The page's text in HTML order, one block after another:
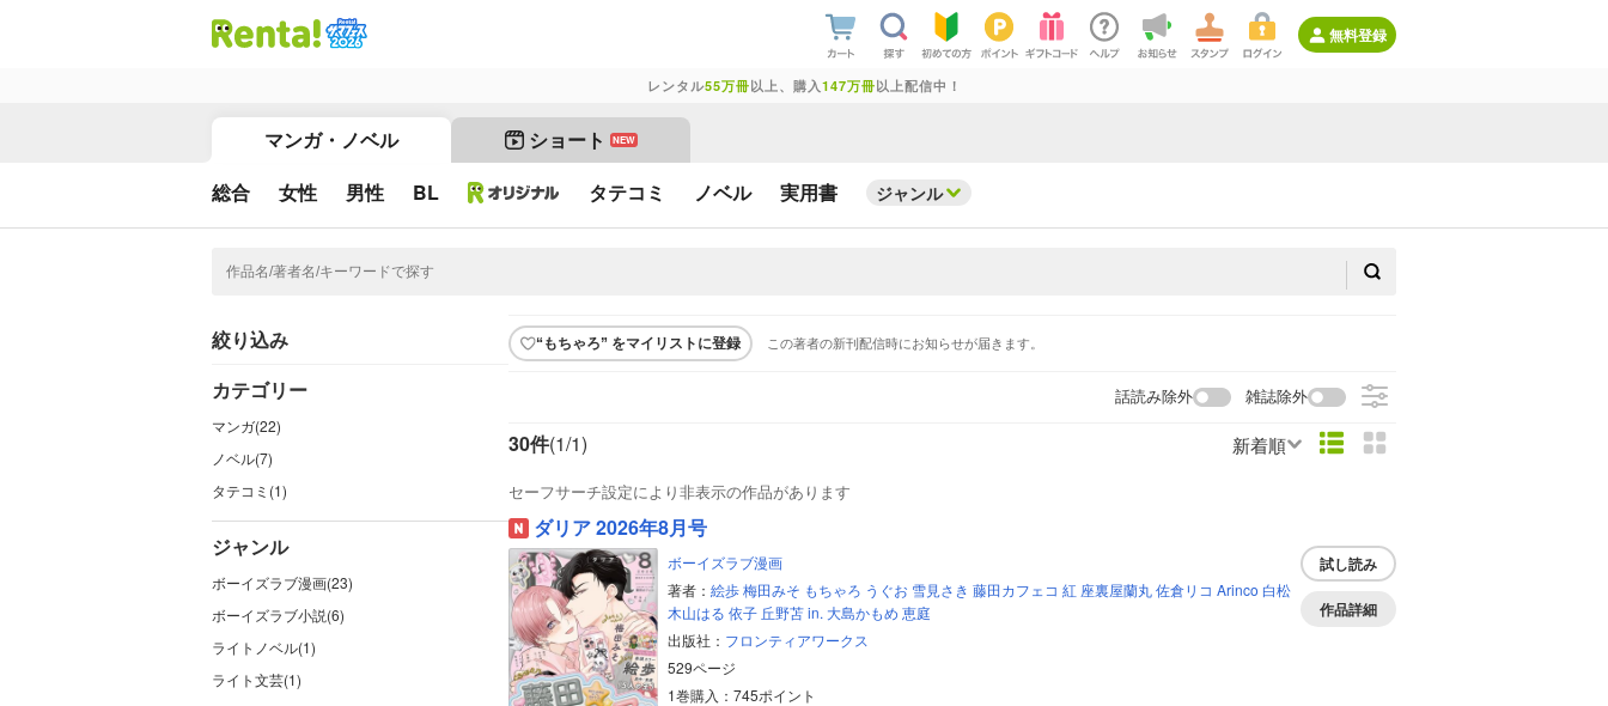
無料登録
レンタル55万冊以上、購入 147万冊以上配信中！
マンガ・ノベル ショート NEW
総合 女性 男性 BL タテコミ ノベル 実用書 ジャンル
絞り込み
カテゴリー
マンガ(22)
ノベル(7)
タテコミ(1)
ジャンル
ボーイズラブ漫画(23)
ボーイズラブ小説(6)
ライトノベル(1)
ライト文芸(1)
“もちゃろ” をマイリストに登録 この著者の新刊配信時にお知らせが届きます。
話読み除外 雑誌除外
30件(1/1) 新着順
セーフサーチ設定により非表示の作品があります
ダリア 2026年8月号
ボーイズラブ漫画
著者： 絵歩 梅田みそ もちゃろ うぐお 雪見さき 藤田カフェコ 紅 座裏屋蘭丸 佐倉リコ Arinco 白松
木山はる 依子 丘野苫 in. 大島かもめ 恵庭
出版社： フロンティアワークス
529ページ
1巻購入：745ポイント
試し読み
作品詳細